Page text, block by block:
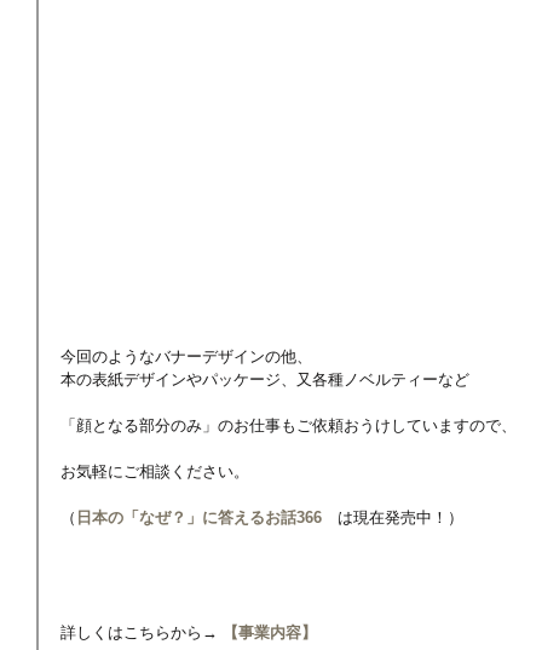
今回のようなバナーデザインの他、
本の表紙デザインやパッケージ、又各種ノベルティーなど
「顔となる部分のみ」のお仕事もご依頼おうけしていますので、
お気軽にご相談ください。
（ 日本の「なぜ？」に答えるお話366 は現在発売中！）
詳しくはこちらから→ 【事業内容】